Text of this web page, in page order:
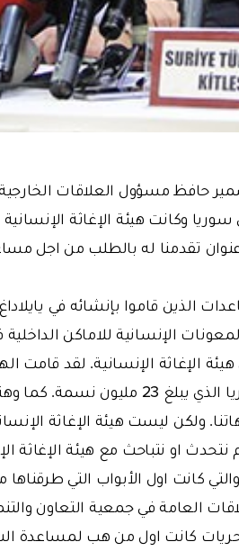
حافظ مسؤول العلاقات
سوريا وكانت هيئة الإغاثة
تقدمنا له بالطلب من اجل
الذين قاموا بإنشائه في
ملايين سوري من مجموع عدد سكان سوريا
ولكن ليست هيئة الإغاثة
او نتباحث مع هيئة الإغاثة
كانت اول الأبواب التي
العامة في جمعية التعاون
والحريات كانت اول من هب